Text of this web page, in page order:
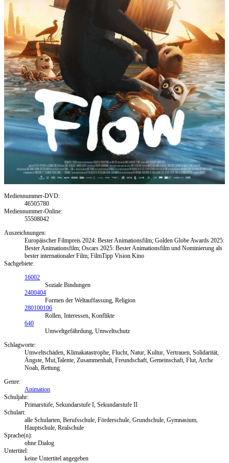
Mediennummer-DVD:
46505780
Mediennummer-Online:
55508042
Auszeichnungen:
Europäischer Filmpreis 2024: Bester Animationsfilm; Golden Globe Awards 2025:
Bester Animationsfilm; Oscars 2025: Bester Animationsfilm und Nominierung als
bester internationaler Film; FilmTipp Vision Kino
Sachgebiete:
16002
Soziale Bindungen
2400404
Formen der Weltauffassung, Religion
280100106
Rollen, Interessen, Konflikte
640
Umweltgefährdung, Umweltschutz
Schlagworte:
Umweltschäden, Klimakatastrophe, Flucht, Natur, Kultur, Vertrauen, Solidarität,
Ängste, Mut,Talente, Zusammenhalt, Freundschaft, Gemeinschaft, Flut, Arche
Noah, Rettung
Genre:
Animation
Schuljahr:
Primarstufe, Sekundarstufe I, Sekundarstufe II
Schulart:
alle Schularten, Berufsschule, Förderschule, Grundschule, Gymnasium,
Hauptschule, Realschule
Sprache(n):
ohne Dialog
Untertitel:
keine Untertitel angegeben